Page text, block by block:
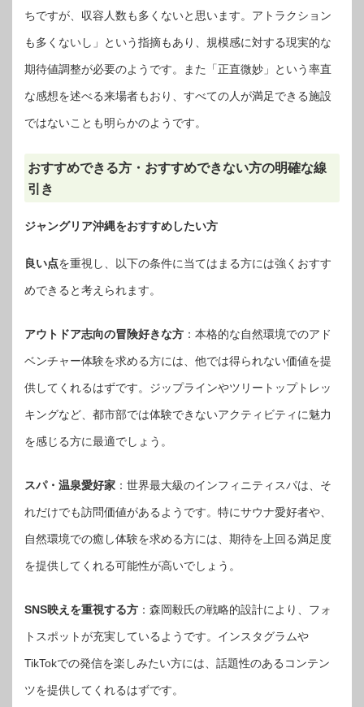
ちですが、収容人数も多くないと思います。アトラクション
も多くないし」という指摘もあり、規模感に対する現実的な
期待値調整が必要のようです。また「正直微妙」という率直
な感想を述べる来場者もおり、すべての人が満足できる施設
ではないことも明らかのようです。
おすすめできる方・おすすめできない方の明確な線
引き
ジャングリア沖縄をおすすめしたい方
良い点を重視し、以下の条件に当てはまる方には強くおすす
めできると考えられます。
アウトドア志向の冒険好きな方 ：本格的な自然環境でのアド
ベンチャー体験を求める方には、他では得られない価値を提
供してくれるはずです。ジップラインやツリートップトレッ
キングなど、都市部では体験できないアクティビティに魅力
を感じる方に最適でしょう。
スパ・温泉愛好家 ：世界最大級のインフィニティスパは、そ
れだけでも訪問価値があるようです。特にサウナ愛好者や、
自然環境での癒し体験を求める方には、期待を上回る満足度
を提供してくれる可能性が高いでしょう。
SNS映えを重視する方 ：森岡毅氏の戦略的設計により、フォ
トスポットが充実しているようです。インスタグラムや
TikTokでの発信を楽しみたい方には、話題性のあるコンテン
ツを提供してくれるはずです。